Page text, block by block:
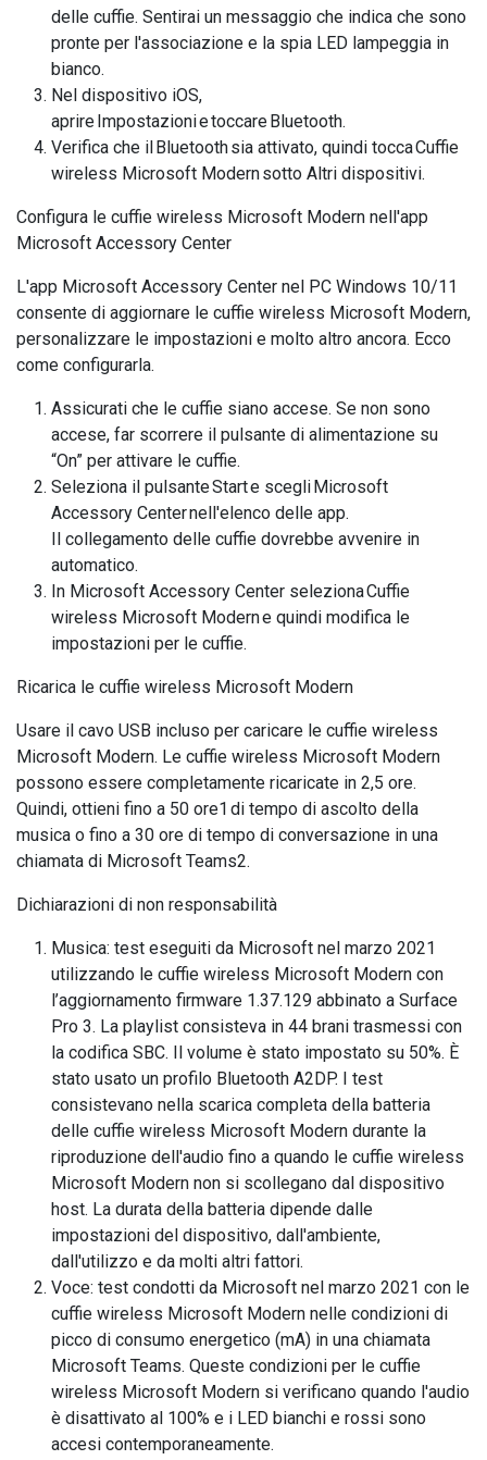
delle cuffie. Sentirai un messaggio che indica che sono
pronte per l'associazione e la spia LED lampeggia in
bianco.
Nel dispositivo iOS,
aprire Impostazioni e toccare Bluetooth.
Verifica che il Bluetooth sia attivato, quindi tocca Cuffie
wireless Microsoft Modern sotto Altri dispositivi.
Configura le cuffie wireless Microsoft Modern nell'app
Microsoft Accessory Center
L'app Microsoft Accessory Center nel PC Windows 10/11
consente di aggiornare le cuffie wireless Microsoft Modern,
personalizzare le impostazioni e molto altro ancora. Ecco
come configurarla.
Assicurati che le cuffie siano accese. Se non sono
accese, far scorrere il pulsante di alimentazione su
“On” per attivare le cuffie.
Seleziona il pulsante Start e scegli Microsoft
Accessory Center nell'elenco delle app.
Il collegamento delle cuffie dovrebbe avvenire in
automatico.
In Microsoft Accessory Center seleziona Cuffie
wireless Microsoft Modern e quindi modifica le
impostazioni per le cuffie.
Ricarica le cuffie wireless Microsoft Modern
Usare il cavo USB incluso per caricare le cuffie wireless
Microsoft Modern. Le cuffie wireless Microsoft Modern
possono essere completamente ricaricate in 2,5 ore.
Quindi, ottieni fino a 50 ore1 di tempo di ascolto della
musica o fino a 30 ore di tempo di conversazione in una
chiamata di Microsoft Teams2.
Dichiarazioni di non responsabilità
Musica: test eseguiti da Microsoft nel marzo 2021
utilizzando le cuffie wireless Microsoft Modern con
l’aggiornamento firmware 1.37.129 abbinato a Surface
Pro 3. La playlist consisteva in 44 brani trasmessi con
la codifica SBC. Il volume è stato impostato su 50%. È
stato usato un profilo Bluetooth A2DP. I test
consistevano nella scarica completa della batteria
delle cuffie wireless Microsoft Modern durante la
riproduzione dell'audio fino a quando le cuffie wireless
Microsoft Modern non si scollegano dal dispositivo
host. La durata della batteria dipende dalle
impostazioni del dispositivo, dall'ambiente,
dall'utilizzo e da molti altri fattori.
Voce: test condotti da Microsoft nel marzo 2021 con le
cuffie wireless Microsoft Modern nelle condizioni di
picco di consumo energetico (mA) in una chiamata
Microsoft Teams. Queste condizioni per le cuffie
wireless Microsoft Modern si verificano quando l'audio
è disattivato al 100% e i LED bianchi e rossi sono
accesi contemporaneamente.